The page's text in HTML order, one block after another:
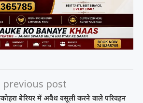
previous post
बेरियर में अवैध वसूली करने वाले परिवहन